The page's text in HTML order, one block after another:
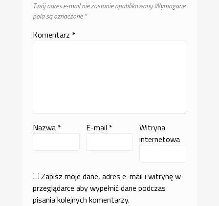
Twój adres e-mail nie zostanie opublikowany. Wymagane
pola są oznaczone*
Komentarz *
Nazwa * E-mail *
Witryna
internetowa
Zapisz moje dane, adres e-mail i witrynę w
przeglądarce aby wypełnić dane podczas
pisania kolejnych komentarzy.